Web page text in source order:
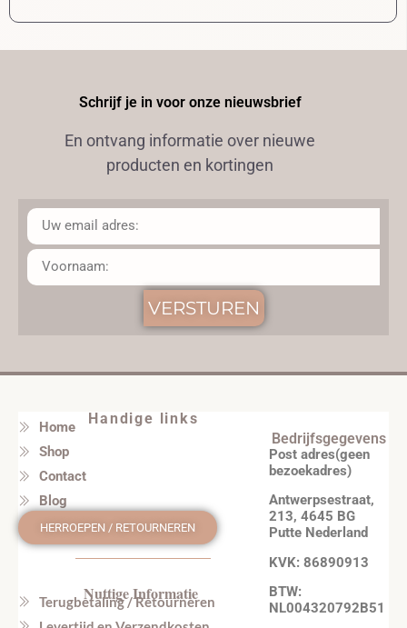
Schrijf je in voor onze nieuwsbrief
En ontvang informatie over nieuwe
producten en kortingen
VERSTUREN
Handige links
Home
Shop
Contact
Blog
HERROEPEN / RETOURNEREN
Nuttige Informatie
Terugbetaling / Retourneren
Bedrijfsgegevens
Post adres(geen
bezoekadres)
Antwerpsestraat,
213, 4645 BG
Putte Nederland
KVK: 86890913
BTW:
NL004320792B51